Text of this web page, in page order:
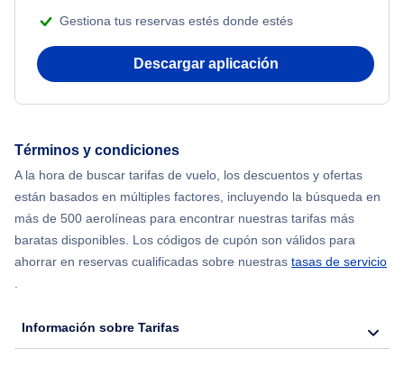
Flights from Nueva York to Mumbai
Flights from Shanghai to Nueva York
Flights from Nueva York to Hong Kong
Flights from Nueva York to Seúl
Gestiona tus reservas estés donde estés
Descargar aplicación
Términos y condiciones
A la hora de buscar tarifas de vuelo, los descuentos y ofertas
están basados en múltiples factores, incluyendo la búsqueda en
más de 500 aerolíneas para encontrar nuestras tarifas más
baratas disponibles. Los códigos de cupón son válidos para
ahorrar en reservas cualificadas sobre nuestras tasas de servicio
.
Información sobre Tarifas